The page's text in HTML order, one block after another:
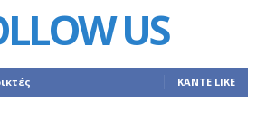
US
ΚΆΝΤΕ LIKE